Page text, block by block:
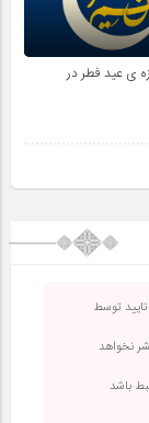
ی عید فطر در
توسط
نخواهد
باشد